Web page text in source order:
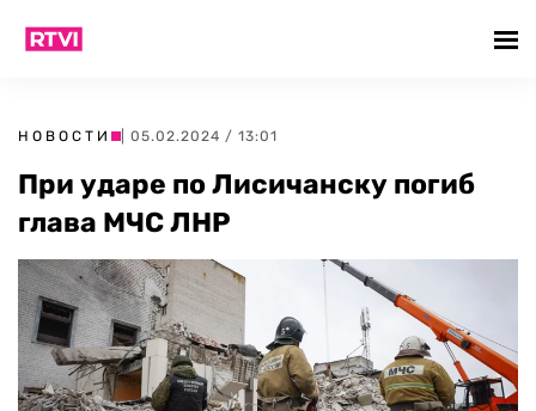
НОВОСТИ | 05.02.2024 / 13:01
При ударе по Лисичанску погиб
глава МЧС ЛНР